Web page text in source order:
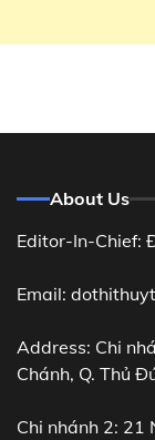
About Us
Editor-In-Chief:
Email:
Address: Chi
Chánh, Q. Thủ
Chi nhánh 2: 21